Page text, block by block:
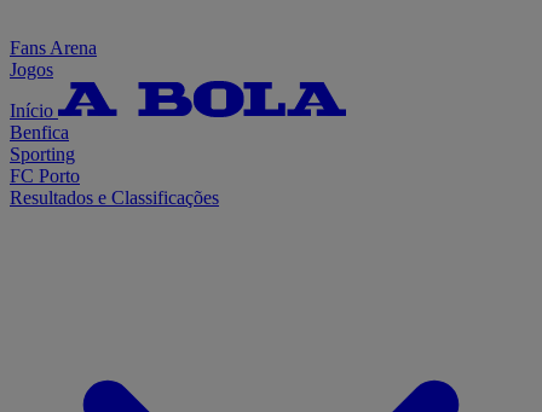
Fans Arena
Jogos
Início
Benfica
Sporting
FC Porto
Resultados e Classificações